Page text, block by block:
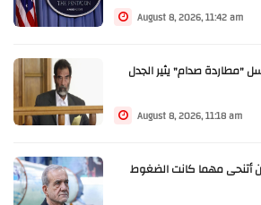
August 8, 2026, 11:42 am
"مطاردة صدام" يثير الجدل
August 8, 2026, 11:18 am
أتنحى مهما كانت الضغوط